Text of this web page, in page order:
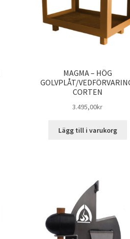
MAGMA – HÖG
GOLVPLÅT/
CORTEN
3.495,00kr
Lägg till i varukorg